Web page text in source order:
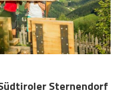
Sternendorf